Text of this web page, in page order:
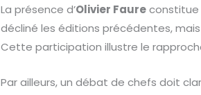
La présence d’Olivier Faureconstitue
décliné les éditions précédentes,
Cette participation illustre le
Par ailleurs, un débat de chefs doit